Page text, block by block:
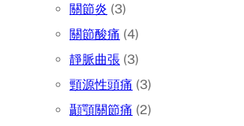
關節炎 (3)
關節酸痛 (4)
靜脈曲張 (3)
頸源性頭痛 (3)
顳顎關節痛 (2)